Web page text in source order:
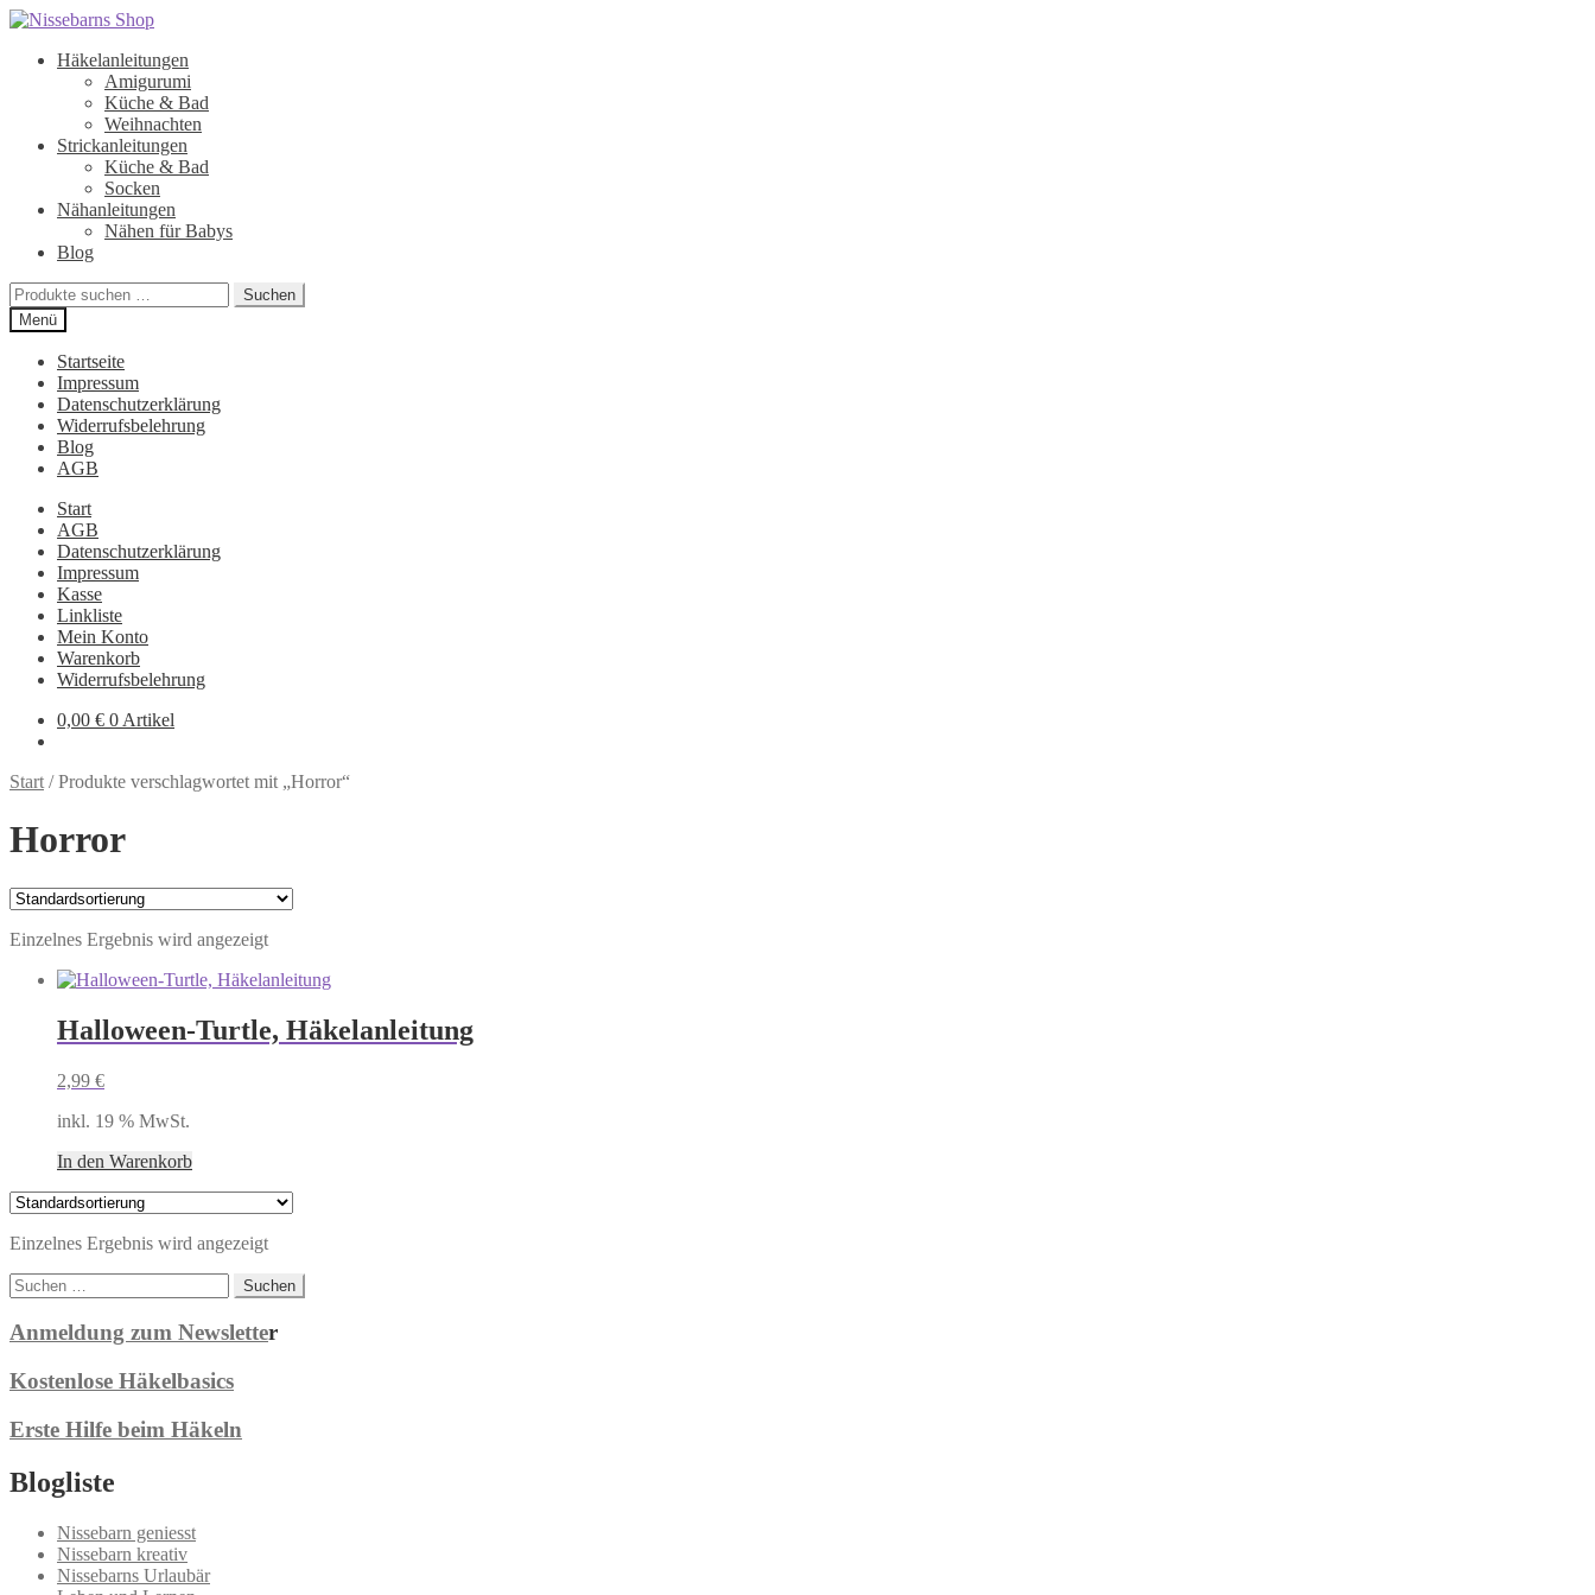
Zur
springen
Zum
springenHäkelanleitungen
Amigurumi
Küche & Bad
Weihnachten
Strickanleitungen
Küche & Bad
Socken
Nähanleitungen
Nähen für Babys
Blog
Suchen
nach:
Suchen
Menü
Startseite
Impressum
Datenschutzerklärung
Widerrufsbelehrung
Blog
AGB
Start
AGB
Datenschutzerklärung
Impressum
Kasse
Linkliste
Mein Konto
Warenkorb
Widerrufsbelehrung
0,00 € 0 Artikel
Start /Produkte verschlagwortet mit „Horror“
Horror
Einzelnes Ergebnis wird angezeigt
Halloween-Turtle, Häkelanleitung
2,99 €
inkl. 19 % MwSt.
In den Warenkorb
Einzelnes Ergebnis wird angezeigt
Suchen
nach:
Anmeldung zum Newsletter
Kostenlose Häkelbasics
Erste Hilfe beim Häkeln
Blogliste
Nissebarn geniesst
Nissebarn kreativ
Nissebarns Urlaubär